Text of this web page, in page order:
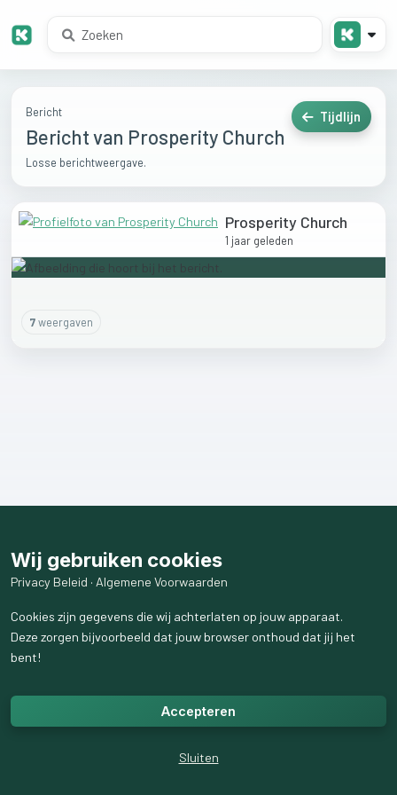
Bericht
Bericht van Prosperity Church
Losse berichtweergave.
Tijdlijn
Prosperity Church
1 jaar geleden
7weergaven
Wij gebruiken cookies
Privacy Beleid · Algemene Voorwaarden
Cookies zijn gegevens die wij achterlaten op jouw apparaat.
Deze zorgen bijvoorbeeld dat jouw browser onthoud dat jij het
bent!
Accepteren
Sluiten